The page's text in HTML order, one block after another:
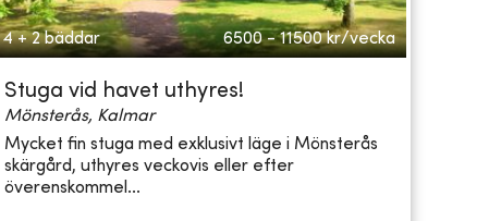
4 + 2 bäddar 6500 - 11500 kr/vecka
Stuga vid havet uthyres!
Mönsterås, Kalmar
Mycket fin stuga med exklusivt läge i Mönsterås
skärgård, uthyres veckovis eller efter
överenskommel...